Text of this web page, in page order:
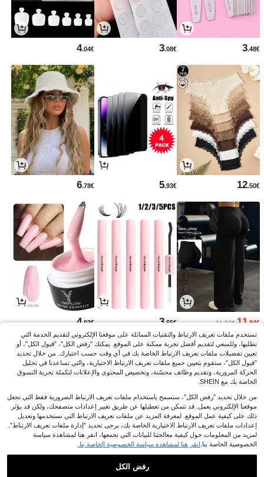
3.48€
3.08€
4.04€
12.50€
5.93€
6.78€
11.84€
11.87€
3.65€
4.93€
نستخدم ملفات تعريف الارتباط والتقنيات المماثلة على موقعنا الإلكتروني لتقديم الخدمة التي
تطلبها، وللسعي لتقديم أفضل تجربة ممكنة على الموقع. يمكنك "رفض الكل"، "قبول الكل"، أو
تعيين تفضيلات ملفات تعريف الارتباط الخاصة بك في أي وقت حسب اختيارك. من خلال تحديد
"قبول الكل"، سنقوم بتعيين جميع ملفات تعريف الارتباط الاختيارية، والتي تساعدنا في تحليل
الحركة المرورية، وتقديم وظائف محسّنة، وتخصيص المحتوى والإعلانات لتكملة تجربة التسوق
الخاصة بك مع SHEIN.
من خلال تحديد "رفض الكل"، ستسمح باستخدام ملفات تعريف الارتباط الضرورية فقط التي تجعل
موقعنا الإلكتروني يعمل. قد تتمكن من تعطيلها عن طريق تغيير إعدادات متصفحك، ولكن قد يؤثر
ذلك على كيفية عمل الموقع. لمعرفة المزيد عن ملفات تعريف الارتباط التي نستخدمها وتعديل
إعدادات ملفات تعريف الارتباط الاختيارية الخاصة بك، يرجى تحديد "إدارة ملفات تعريف الارتباط".
لمزيد من المعلومات حول كيفية معالجتنا للبيانات التي نجمعها، انقر هنا لمشاهدة سياسة
الخصوصية الخاصة بنا. انقر هنا لمشاهدة سياسة الخصوصية الخاصة بنا.
رفض الكل